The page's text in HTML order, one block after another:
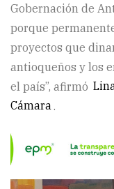
Gobernación de
porque
proyectos que
antioqueños y los
el país”, afirmó
Cámara.